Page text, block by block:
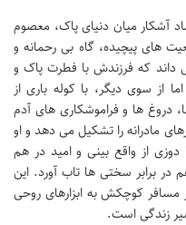
آشکار میان دنیای پاک، معصوم
های پیچیده، گاه بی رحمانه و
داند که فرزندش با فطرت پاک و
از سوی دیگر، با کوله باری از
دروغ ها و فراموشکاری های آدم
مادرانه را تشکیل می دهد و او
دوزی از واقع بینی و امید در هم
در برابر سختی ها تاب آورد. این
مسافر کوچکش به ابزارهای روحی
زندگی است.